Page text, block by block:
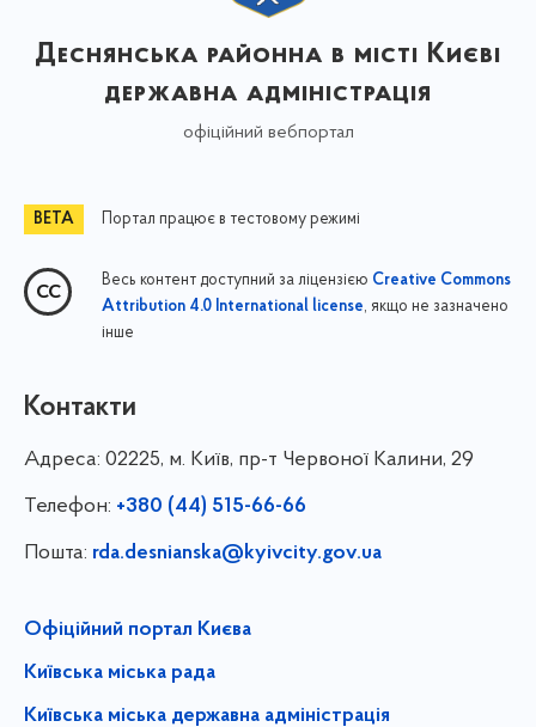
Деснянська районна в місті Києві
державна адміністрація
офіційний вебпортал
Портал працює в тестовому режимі
Весь контент доступний за ліцензією Creative Commons
Attribution 4.0 International license, якщо не зазначено
інше
Контакти
Адреса: 02225, м. Київ, пр-т Червоної Калини, 29
Телефон: +380 (44) 515-66-66
Пошта: rda.desnianska@kyivcity.gov.ua
Офіційний портал Києва
Київська міська рада
Київська міська державна адміністрація